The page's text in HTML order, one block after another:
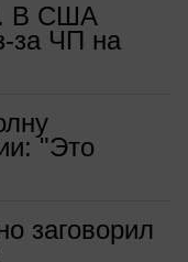
В США
за ЧП на
"Это
заговорил